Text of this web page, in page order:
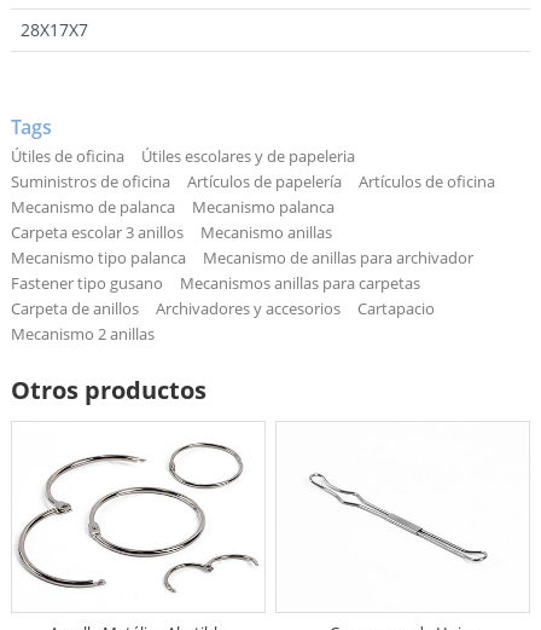
28X17X7
Tags
Útiles de oficina
Útiles escolares y de papeleria
Suministros de oficina
Artículos de papelería
Artículos de oficina
Mecanismo de palanca
Mecanismo palanca
Carpeta escolar 3 anillos
Mecanismo anillas
Mecanismo tipo palanca
Mecanismo de anillas para archivador
Fastener tipo gusano
Mecanismos anillas para carpetas
Carpeta de anillos
Archivadores y accesorios
Cartapacio
Mecanismo 2 anillas
Otros productos